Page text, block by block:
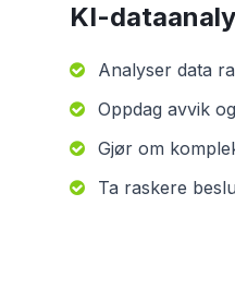
KI-
Analyser data
Oppdag avvik
Gjør om
Ta raskere